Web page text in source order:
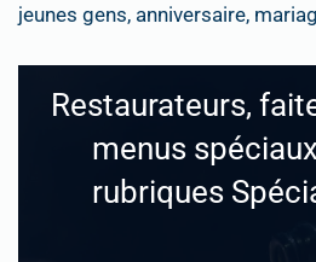
jeunes gens, anniversaire,
Restaurateurs,
menus
rubriques